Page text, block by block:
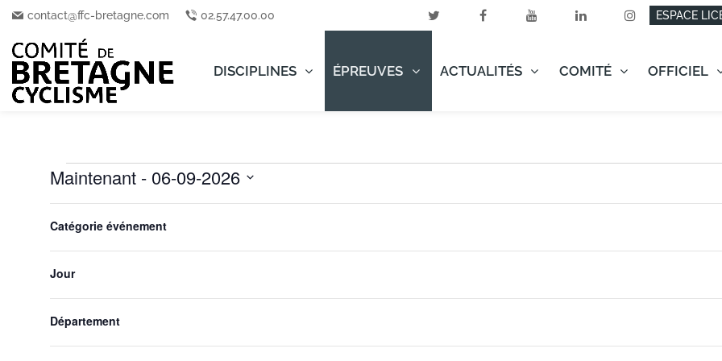
contact@ffc-bretagne.com 02.57.47.00.00 ESPACE
DISCIPLINES ÉPREUVES ACTUALITÉS COMITÉ OFFICIEL
Événements
modification
des
entrées
formulaire
entraînera
Catégorie événement
Jour
Département
Maintenant - 06-09-2026
date.
août 2026
7